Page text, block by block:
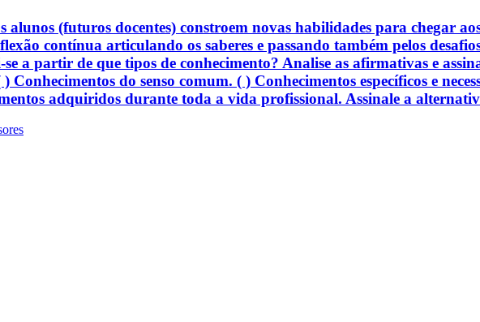
(futuros docentes) constroem novas habilidades para chegar
contínua articulando os saberes e passando também pelos
a partir de que tipos de conhecimento? Analise as afirmativas e
Conhecimentos do senso comum. ( ) Conhecimentos específicos e
adquiridos durante toda a vida profissional. Assinale a